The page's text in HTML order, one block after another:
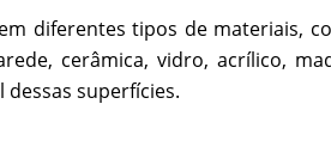
diferentes tipos de materiais,
cerâmica, vidro, acrílico,
superfícies.